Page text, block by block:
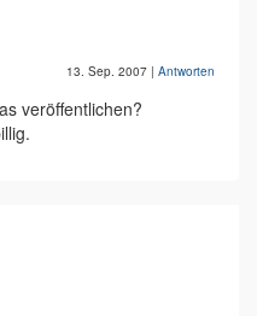
13. Sep. 2007 | Antworten
veröffentlichen?